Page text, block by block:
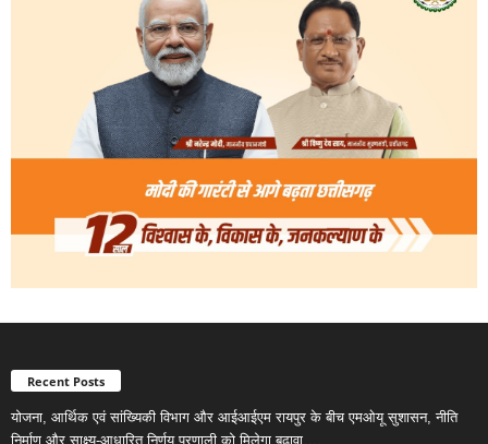
Recent Posts
योजना, आर्थिक एवं सांख्यिकी विभाग और आईआईएम रायपुर के बीच एमओयू सुशासन, नीति
निर्माण और साक्ष्य-आधारित निर्णय प्रणाली को मिलेगा बढ़ावा….